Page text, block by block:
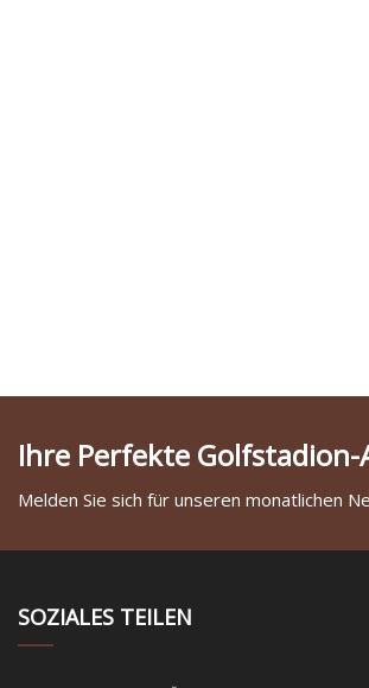
Ihre Perfekte Golfstadion-
Melden Sie sich für unseren monatlichen
SOZIALES TEILEN